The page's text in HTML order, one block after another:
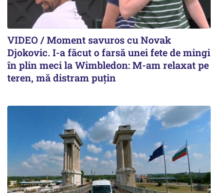
VIDEO / Moment savuros cu Novak
Djokovic. I-a făcut o farsă unei fete de mingi
în plin meci la Wimbledon: M-am relaxat pe
teren, mă distram puțin